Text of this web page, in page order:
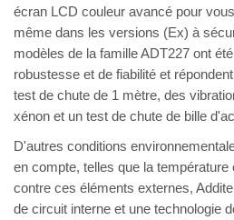
écran LCD couleur avancé pour
même dans les versions (Ex) à
modèles de la famille ADT227 ont
robustesse et de fiabilité et
test de chute de 1 mètre, des
xénon et un test de chute de bille
D'autres conditions
en compte, telles que la température
contre ces éléments externes,
de circuit interne et une technologie